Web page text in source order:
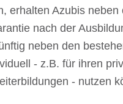
erhal­ten Azubis
nach der
neben den
- z.B. für ihren
- nutzen